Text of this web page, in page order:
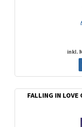
inkl.
FALLING IN LOVE